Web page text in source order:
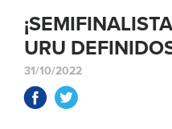
URU
31/10/2022